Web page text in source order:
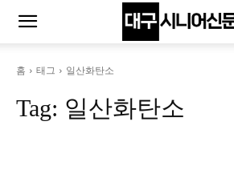
홈 태그 일산화탄소
Tag: 일산화탄소